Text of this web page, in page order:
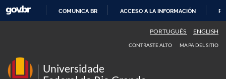
CONTENIDO
COMUNICA BR ACCESO A LA INFORMACIÓN
PORTUGUÊS ENGLISH
CONTRASTE ALTO MAPA DEL SITIO
Universidade